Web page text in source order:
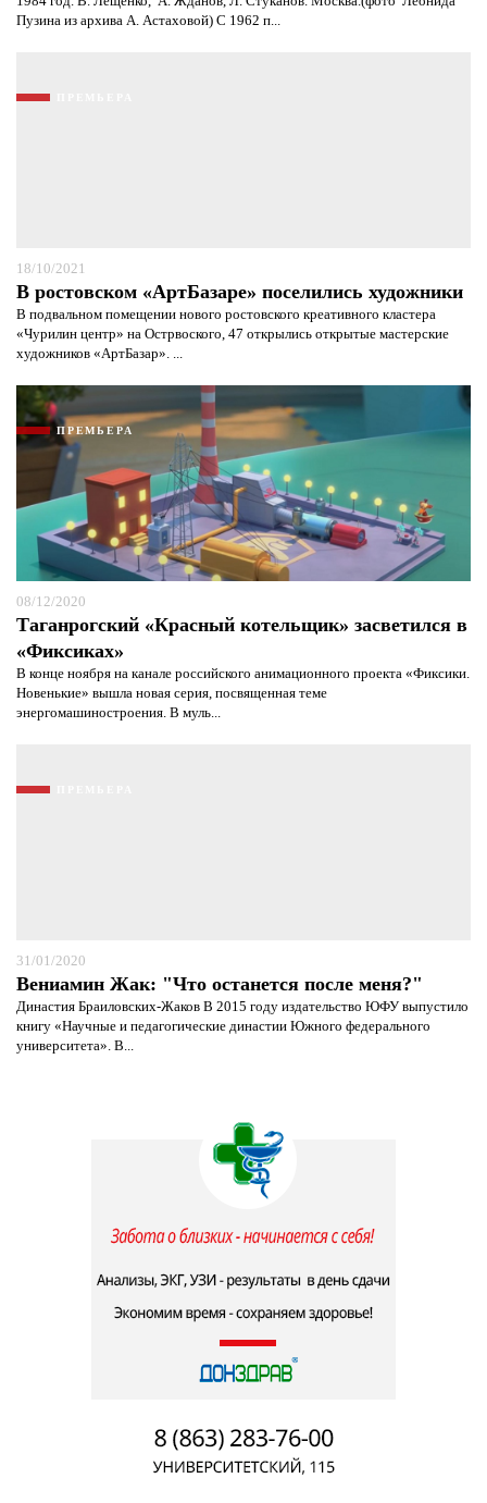
Пузина из архива А. Астаховой) С 1962 п...
18/10/2021
В ростовском «АртБазаре» поселились художники
В подвальном помещении нового ростовского креативного кластера
«Чурилин центр» на Острвоского, 47 открылись открытые мастерские
художников «АртБазар». ...
ПРЕМЬЕРА
08/12/2020
Таганрогский «Красный котельщик» засветился в
«Фиксиках»
В конце ноября на канале российского анимационного проекта «Фиксики.
Новенькие» вышла новая серия, посвященная теме
энергомашиностроения. В муль...
31/01/2020
Вениамин Жак: "Что останется после меня?"
Династия Браиловских-Жаков В 2015 году издательство ЮФУ выпустило
книгу «Научные и педагогические династии Южного федерального
университета». В...
Я согласен сполитикой конфиденциальности и
защиты информации*
Я согласен с
политикой конфиденциальности и
защиты информации*